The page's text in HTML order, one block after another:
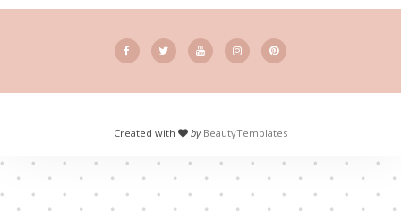
Created with by BeautyTemplates